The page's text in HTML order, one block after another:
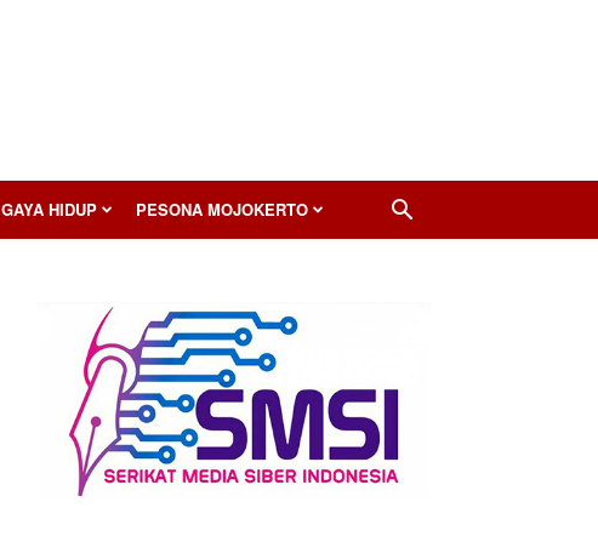
GAYA HIDUP PESONA MOJOKERTO